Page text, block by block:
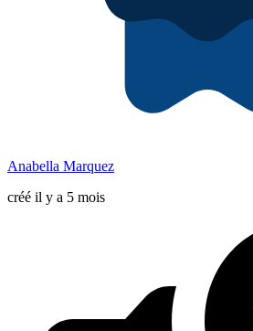
Anabella Marquez
créé il y a 5 mois